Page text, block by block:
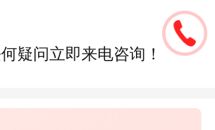
疑问立即来电咨询！